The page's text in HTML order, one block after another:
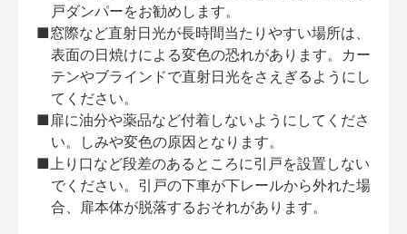
戸ダンパーをお勧めします。
■窓際など直射日光が長時間当たりやすい場所は、
表面の日焼けによる変色の恐れがあります。カー
テンやブラインドで直射日光をさえぎるようにし
てください。
■扉に油分や薬品など付着しないようにしてくださ
い。しみや変色の原因となります。
■上り口など段差のあるところに引戸を設置しない
でください。引戸の下車が下レールから外れた場
合、扉本体が脱落するおそれがあります。